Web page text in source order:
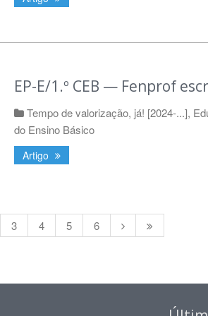
EP-E/1.º CEB — Fenprof
Tempo de valorização, já! [2024-...],
do Ensino Básico
Artigo
3 4 5 6